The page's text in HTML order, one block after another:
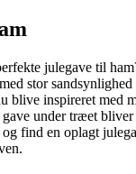
julegave til
stor
blive inspireret med
under træet
find en oplagt